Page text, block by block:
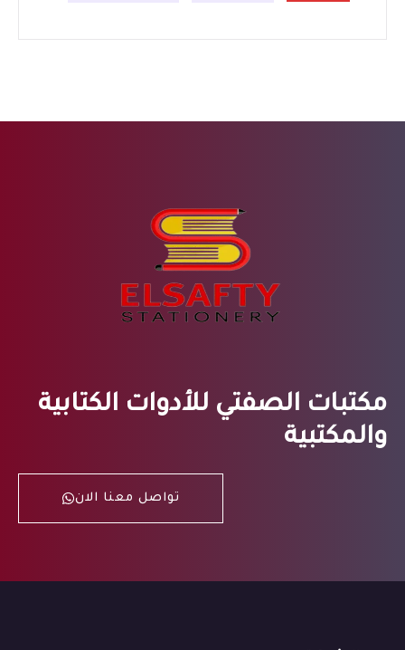
مكتبات الصفتي للأدوات الكتابية
والمكتبية
تواصل معنا الان